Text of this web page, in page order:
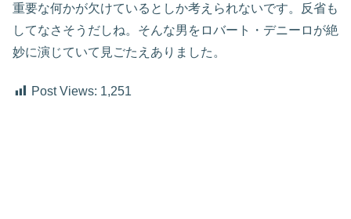
重要な何かが欠けているとしか考えられないです。反省も
してなさそうだしね。そんな男をロバート・デニーロが絶
妙に演じていて見ごたえありました。
Post Views: 1,251